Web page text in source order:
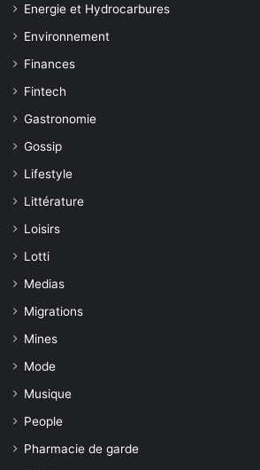
Energie et Hydrocarbures
Environnement
Finances
Fintech
Gastronomie
Gossip
Lifestyle
Littérature
Loisirs
Lotti
Medias
Migrations
Mines
Mode
Musique
People
Pharmacie de garde